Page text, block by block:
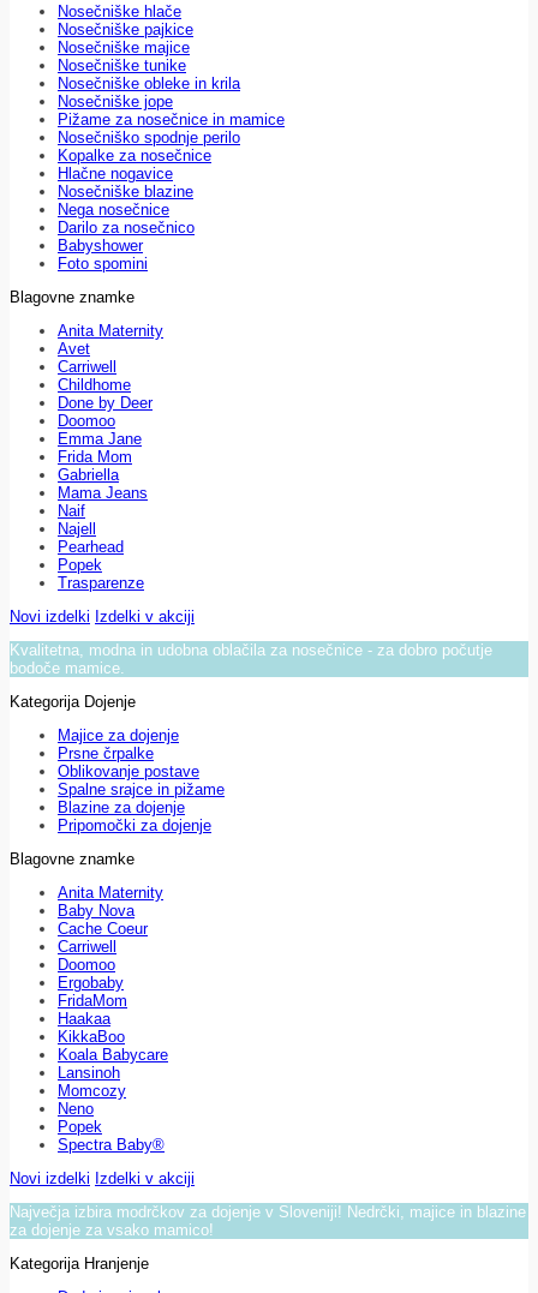
Nosečniške hlače
Nosečniške pajkice
Nosečniške majice
Nosečniške tunike
Nosečniške obleke in krila
Nosečniške jope
Pižame za nosečnice in mamice
Nosečniško spodnje perilo
Kopalke za nosečnice
Hlačne nogavice
Nosečniške blazine
Nega nosečnice
Darilo za nosečnico
Babyshower
Foto spomini
Blagovne znamke
Anita Maternity
Avet
Carriwell
Childhome
Done by Deer
Doomoo
Emma Jane
Frida Mom
Gabriella
Mama Jeans
Naif
Najell
Pearhead
Popek
Trasparenze
Novi izdelki Izdelki v akciji
Kvalitetna, modna in udobna oblačila za nosečnice - za dobro počutje
bodoče mamice.
Kategorija Dojenje
Majice za dojenje
Prsne črpalke
Oblikovanje postave
Spalne srajce in pižame
Blazine za dojenje
Pripomočki za dojenje
Blagovne znamke
Anita Maternity
Baby Nova
Cache Coeur
Carriwell
Doomoo
Ergobaby
FridaMom
Haakaa
KikkaBoo
Koala Babycare
Lansinoh
Momcozy
Neno
Popek
Spectra Baby®
Novi izdelki Izdelki v akciji
Največja izbira modrčkov za dojenje v Sloveniji! Nedrčki, majice in blazine
za dojenje za vsako mamico!
Kategorija Hranjenje